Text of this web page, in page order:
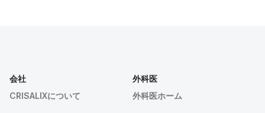
会社
CRISALIXについて
外科医
外科医ホーム